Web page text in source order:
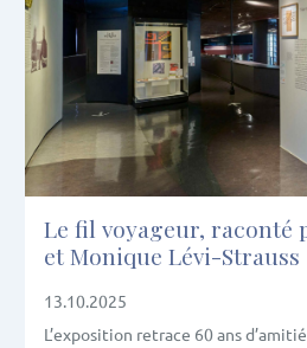
Le fil voyageur, raconté
et Monique Lévi-Strauss
13.10.2025
L’exposition retrace 60 ans